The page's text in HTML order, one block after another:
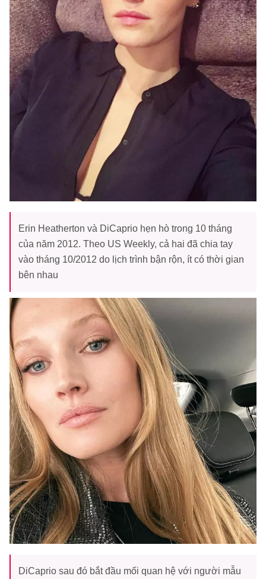
Erin Heatherton và DiCaprio hẹn hò trong 10 tháng
của năm 2012. Theo US Weekly, cả hai đã chia tay
vào tháng 10/2012 do lịch trình bận rộn, ít có thời gian
bên nhau
DiCaprio sau đó bắt đầu mối quan hệ với người mẫu